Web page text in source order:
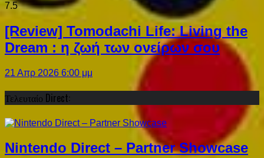
7.5
[Review] Tomodachi Life: Living the
Dream : η ζωή των ονείρων σου
21 Απρ 2026 6:00 μμ
Τελευταίο Direct:
Nintendo Direct – Partner Showcase